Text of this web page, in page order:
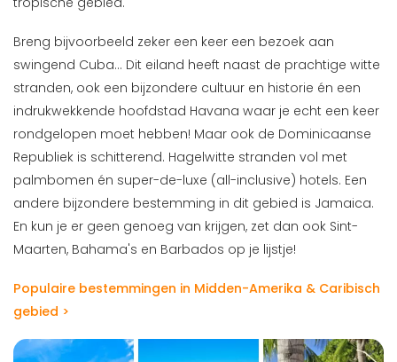
Breng bijvoorbeeld zeker een keer een bezoek aan
swingend Cuba... Dit eiland heeft naast de prachtige witte
stranden, ook een bijzondere cultuur en historie én een
indrukwekkende hoofdstad Havana waar je echt een keer
rondgelopen moet hebben! Maar ook de Dominicaanse
Republiek is schitterend. Hagelwitte stranden vol met
palmbomen én super-de-luxe (all-inclusive) hotels. Een
andere bijzondere bestemming in dit gebied is Jamaica.
En kun je er geen genoeg van krijgen, zet dan ook Sint-
Maarten, Bahama's en Barbados op je lijstje!
Populaire bestemmingen in Midden-Amerika & Caribisch
gebied >